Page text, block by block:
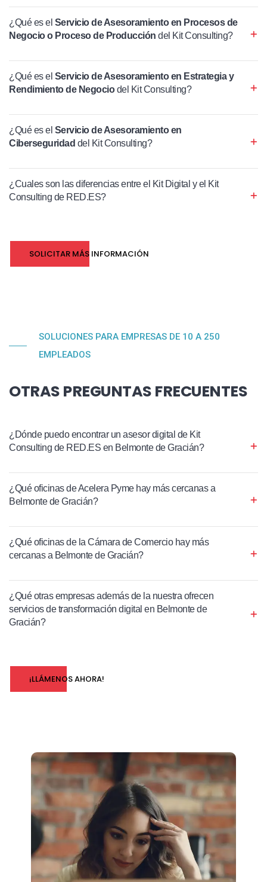
¿Qué es el Servicio de Asesoramiento en Procesos de
Negocio o Proceso de Producción del Kit Consulting?
¿Qué es el Servicio de Asesoramiento en Estrategia y
Rendimiento de Negociodel Kit Consulting?
¿Qué es el Servicio de Asesoramiento en
Ciberseguridad del Kit Consulting?
¿Cuales son las diferencias entre el Kit Digital y el Kit
Consulting de RED.ES?
SOLICITAR MÁS INFORMACIÓN
SOLUCIONES PARA EMPRESAS DE 10 A 250
EMPLEADOS
OTRAS PREGUNTAS FRECUENTES
¿Dónde puedo encontrar un asesor digital de Kit
Consulting de RED.ES en Belmonte de Gracián?
¿Qué oficinas de Acelera Pyme hay más cercanas a
Belmonte de Gracián?
¿Qué oficinas de la Cámara de Comercio hay más
cercanas a Belmonte de Gracián?
¿Qué otras empresas además de la nuestra ofrecen
servicios de transformación digital en Belmonte de
Gracián?
¡LLÁMENOS AHORA!